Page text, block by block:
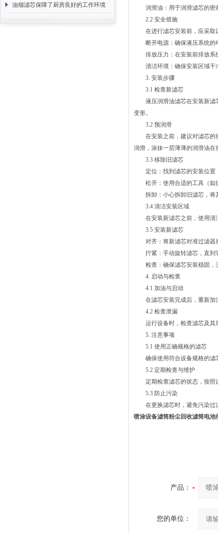
断
油烟滤芯保障了厨房良好的工作环境
润滑油：用于润滑滤芯的密
2.2 安全措施
在进行滤芯安装前，应采取
断开电源：确保液压系统的
排放压力：在安装前排放系
清洁环境：确保安装区域干
3. 安装步骤
3.1 检查新滤芯
液压润滑油滤芯在安装新滤芯
变形。
3.2 预润滑
在安装之前，建议对滤芯的密
润滑，涂抹一层薄薄的润滑油在
3.3 移除旧滤芯
定位：找到滤芯的安装位置
松开：使用合适的工具（如
拆卸：小心拆卸旧滤芯，将
3.4 清洁安装区域
在安装新滤芯之前，使用清洁
3.5 安装新滤芯
对齐：将新滤芯对准过滤器
拧紧：手动旋转滤芯，直到
检查：确保滤芯安装稳固，
4. 启动与检查
4.1 加油与启动
在滤芯安装完成后，重新加注
4.2 检查泄漏
运行设备时，检查滤芯及其
5. 注意事项
5.1 使用正确规格的滤芯
确保使用符合设备规格的滤
5.2 定期检查与维护
定期检查滤芯的状态，按照
5.3 防止污染
在更换滤芯时，避免污染过
喷涂设备滤筒粉尘回收滤筒电池
产品：
您的单位：